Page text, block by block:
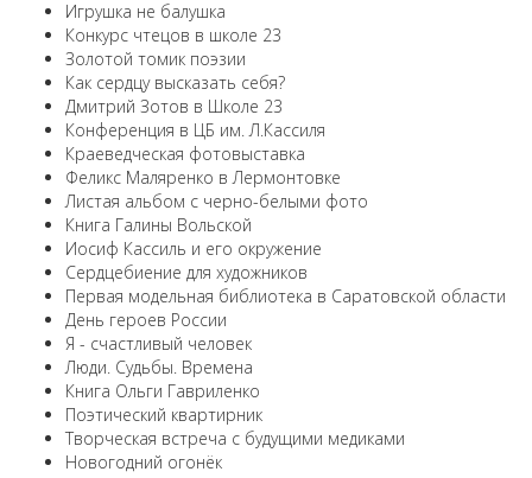
Игрушка не балушка
Конкурс чтецов в школе 23
Золотой томик поэзии
Как сердцу высказать себя?
Дмитрий Зотов в Школе 23
Конференция в ЦБ им. Л.Кассиля
Краеведческая фотовыставка
Феликс Маляренко в Лермонтовке
Листая альбом с черно-белыми фото
Книга Галины Вольской
Иосиф Кассиль и его окружение
Сердцебиение для художников
Первая модельная библиотека в Саратовской области
День героев России
Я - счастливый человек
Люди. Судьбы. Времена
Книга Ольги Гавриленко
Поэтический квартирник
Творческая встреча с будущими медиками
Новогодний огонёк